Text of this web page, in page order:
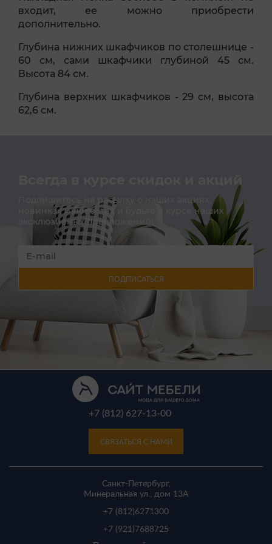
входит, ее можно приобрести
дополнительно.
Глубина нижних шкафчиков по столешнице -
60 см, сами шкафчики глубиной 45 см.
Высота 84 см.
Глубина верхних шкафчиков - 29 см, высота
62,6 см.
Всегда в курсе скидок и акций
Подпишитесь на расылку о наших акциях,
новинках и новостях и будьте в курсе наших
эксклюзивных предложений!
ПОДПИСАТЬСЯ
+7 (812) 627-13-00
СВЯЗАТЬСЯ С НАМИ
Санкт-Петербург,
Минеральная ул., дом 13A
+7 (812)6271300
+7 (921) 7688725